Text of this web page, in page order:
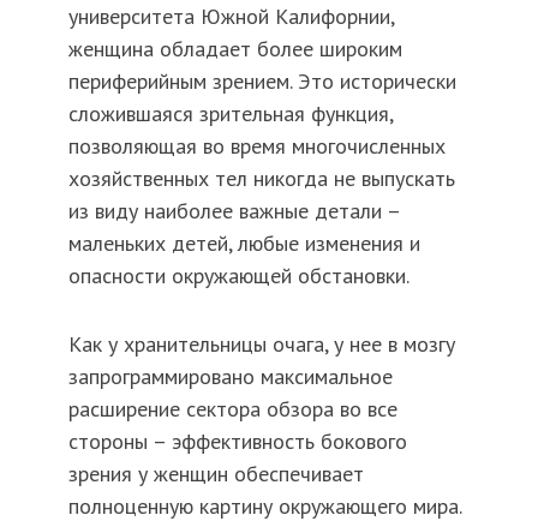
университета Южной Калифорнии,
женщина обладает более широким
периферийным зрением. Это исторически
сложившаяся зрительная функция,
позволяющая во время многочисленных
хозяйственных тел никогда не выпускать
из виду наиболее важные детали –
маленьких детей, любые изменения и
опасности окружающей обстановки.
Как у хранительницы очага, у нее в мозгу
запрограммировано максимальное
расширение сектора обзора во все
стороны – эффективность бокового
зрения у женщин обеспечивает
полноценную картину окружающего мира.